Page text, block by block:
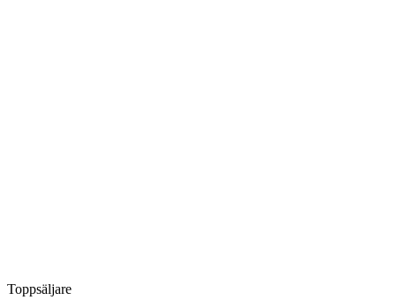
Toppsäljare